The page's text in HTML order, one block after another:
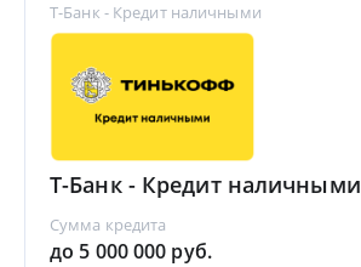
Т-Банк - Кредит наличными
Т-Банк - Кредит наличными
Сумма кредита
до 5 000 000 руб.